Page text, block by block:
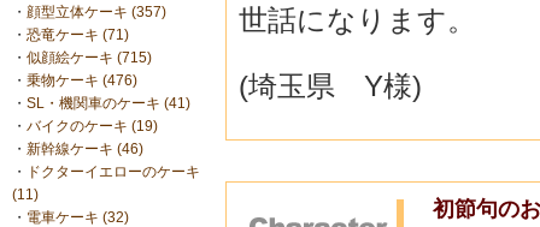
・ 顔型立体ケーキ (357)
・ 恐竜ケーキ (71)
・ 似顔絵ケーキ (715)
・ 乗物ケーキ (476)
・ SL・機関車のケーキ (41)
・ バイクのケーキ (19)
・ 新幹線ケーキ (46)
・
ドクターイエローのケーキ
(11)
・ 電車ケーキ (32)
世話になります。
(埼玉県 Y様)
初節句の